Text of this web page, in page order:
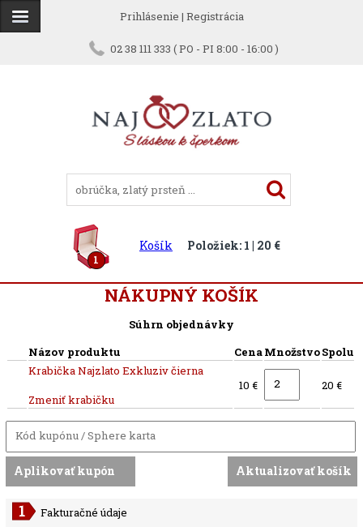
Prihlásenie | Registrácia
02 38 111 333 ( PO - PI 8:00 - 16:00 )
1
Košík Položiek: 1 | 20 €
NÁKUPNÝ KOŠÍK
Súhrn objednávky
Názov produktu
CenaMnožstvoSpolu
Krabička Najzlato Exkluziv čierna
Zmeniť krabičku
10 € 20 €
Fakturačné údaje